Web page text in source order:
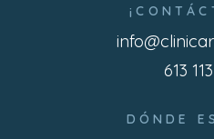
613
DÓNDE